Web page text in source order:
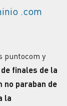
.com
puntocom y
finales de la
no paraban de
la